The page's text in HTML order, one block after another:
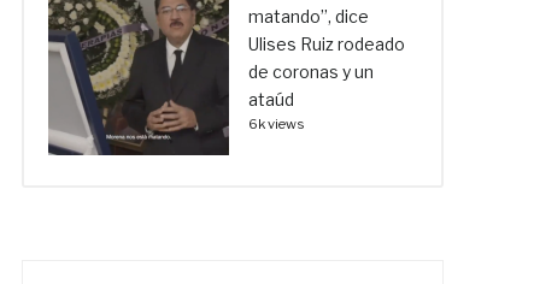
matando”, dice
Ulises Ruiz rodeado
de coronas y un
ataúd
6k views